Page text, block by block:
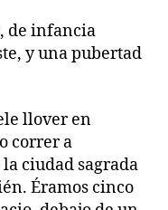
de infancia
y una pubertad
llover en
correr a
ciudad sagrada
Éramos cinco